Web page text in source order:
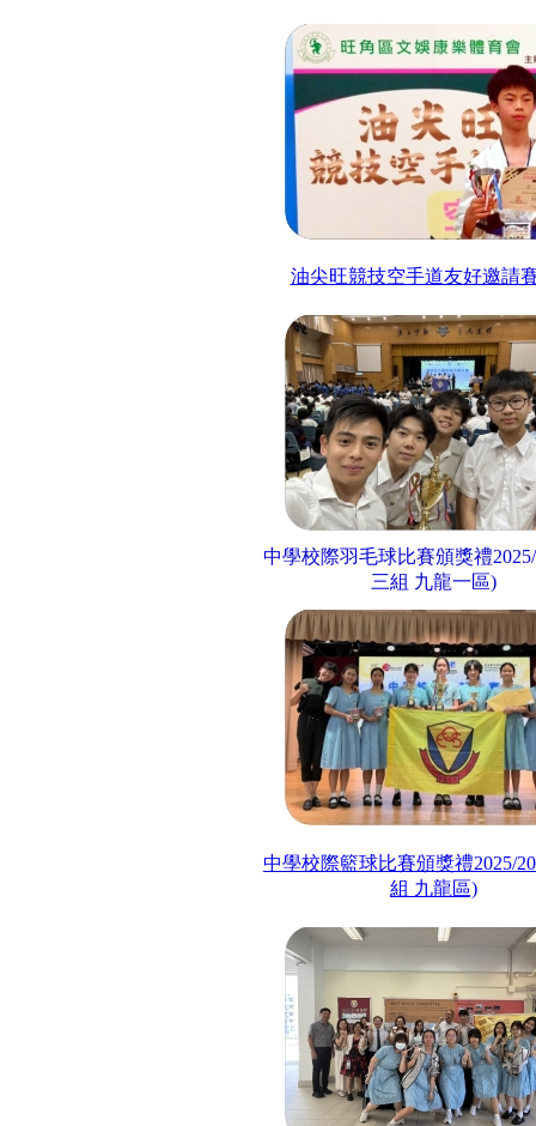
油尖旺競技空手道友好邀請
中學校際羽毛球比賽頒獎禮
三組 九龍一區)
中學校際籃球比賽頒獎禮2025/
組 九龍區)